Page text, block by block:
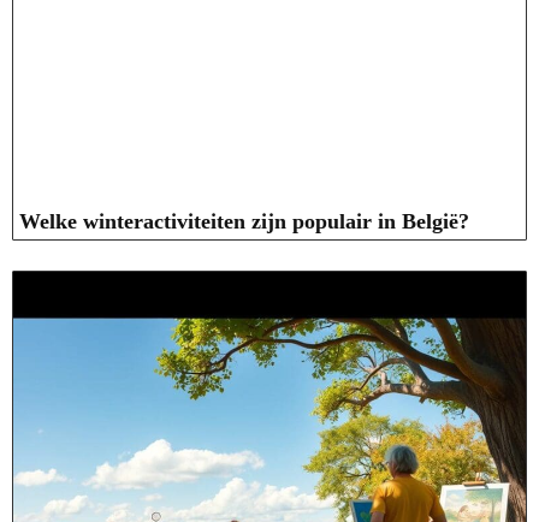
Welke winteractiviteiten zijn populair in België?